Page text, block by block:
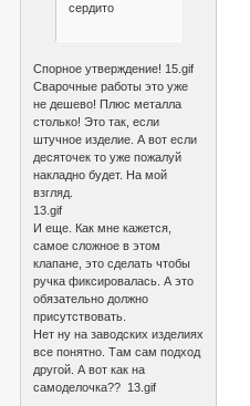
сердито
Спорное утверждение! 15.gif
Сварочные работы это уже
не дешево! Плюс металла
столько! Это так, если
штучное изделие. А вот если
десяточек то уже пожалуй
накладно будет. На мой
взгляд.
13.gif
И еще. Как мне кажется,
самое сложное в этом
клапане, это сделать чтобы
ручка фиксировалась. А это
обязательно должно
присутствовать.
Нет ну на заводских изделиях
все понятно. Там сам подход
другой. А вот как на
самоделочка?? 13.gif